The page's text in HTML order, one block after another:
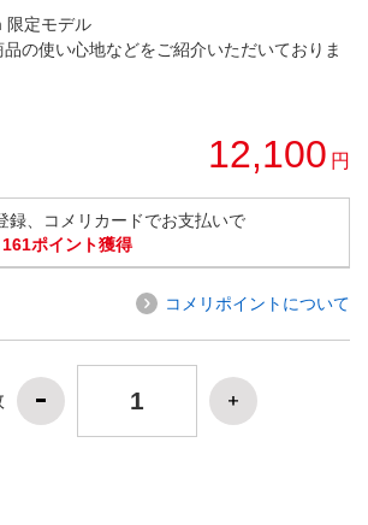
定モデル
の使い心地などをご紹介いただいておりま
12,100 円
録、コメリカードでお支払いで
161ポイント獲得
コメリポイントについて